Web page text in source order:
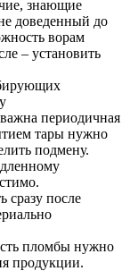
знающие
доведенный до
ворам
– установить
периодичная
тары нужно
подмену.
сразу после
пломбы нужно
продукции.